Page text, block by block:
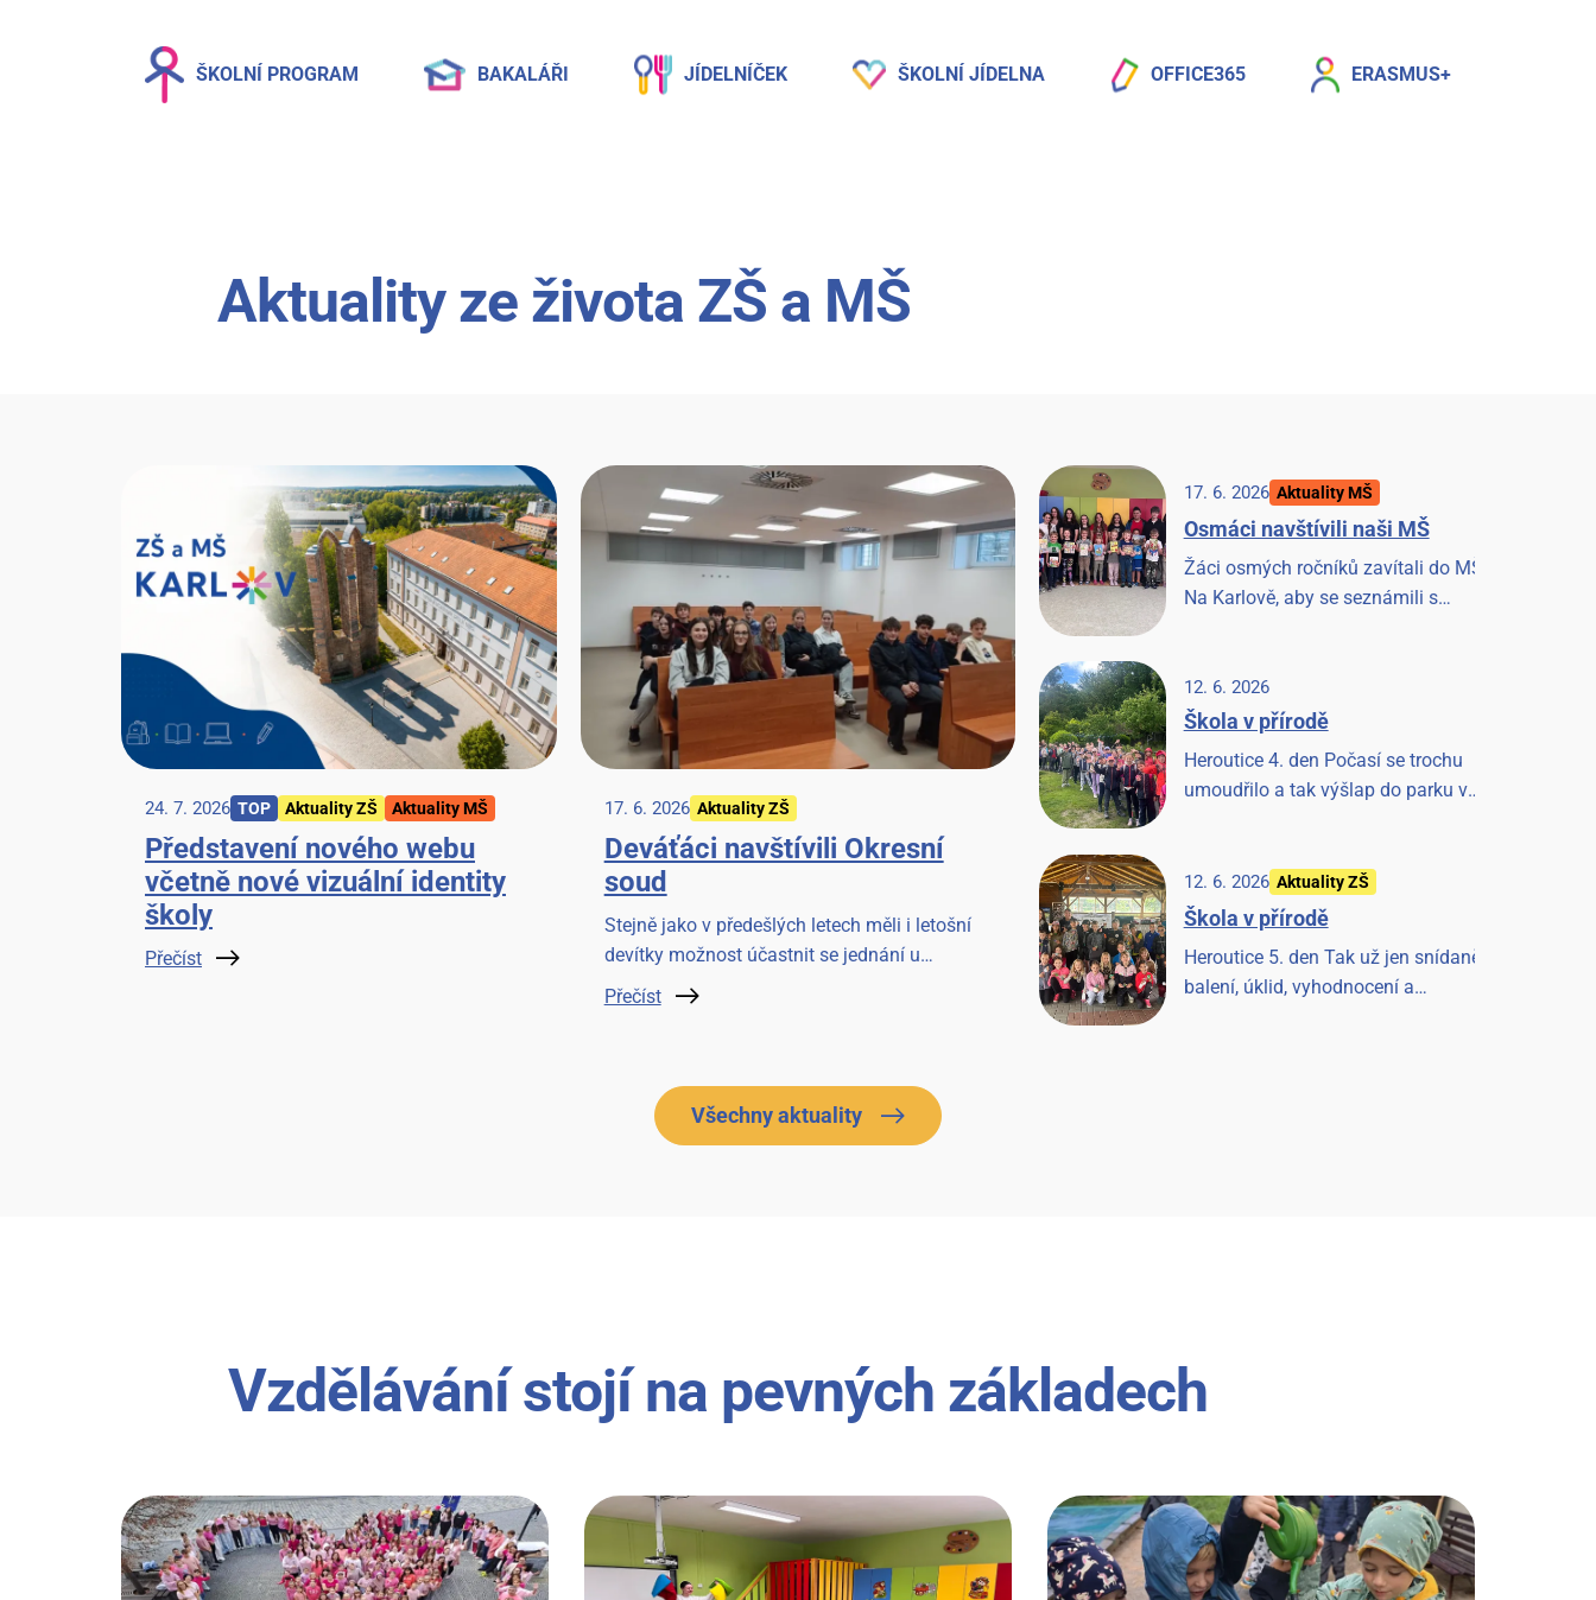
ŠKOLNÍ PROGRAM BAKALÁŘI JÍDELNÍČEK ŠKOLNÍ JÍDELNA OFFICE365 ERASMUS+
Aktuality ze života ZŠ a MŠ
24. 7. 2026 TOP Aktuality ZŠ Aktuality MŠ
Představení nového webu
včetně nové vizuální identity
školy
Přečíst
17. 6. 2026 Aktuality ZŠ
Deváťáci navštívili Okresní
soud
Stejně jako v předešlých letech měli i letošní
devítky možnost účastnit se jednání u
Okresního soudu v Benešově. Věříme, že to
Přečíst
17. 6. 2026 Aktuality MŠ
Osmáci navštívili naši MŠ
Žáci osmých ročníků zavítali do MŠ
Na Karlově, aby se seznámili s
si užili všichni.
12. 6. 2026
Škola v přírodě
Heroutice 4. den Počasí se trochu
umoudřilo a tak výšlap do parku v
a koní, završeno večerní diskotékou.
12. 6. 2026 Aktuality ZŠ
Škola v přírodě
Heroutice 5. den Tak už jen snídaně,
balení, úklid, vyhodnocení a
Všechny aktuality
Vzdělávání stojí na pevných základech